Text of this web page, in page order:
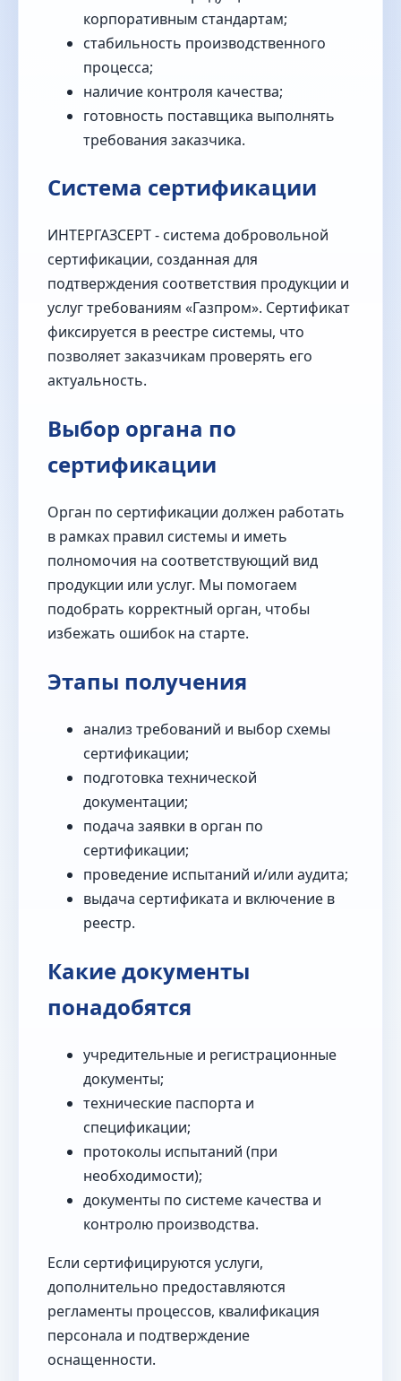
корпоративным стандартам;
стабильность производственного
процесса;
наличие контроля качества;
готовность поставщика выполнять
требования заказчика.
Система сертификации
ИНТЕРГАЗСЕРТ - система добровольной
сертификации, созданная для
подтверждения соответствия продукции и
услуг требованиям «Газпром». Сертификат
фиксируется в реестре системы, что
позволяет заказчикам проверять его
актуальность.
Выбор органа по
сертификации
Орган по сертификации должен работать
в рамках правил системы и иметь
полномочия на соответствующий вид
продукции или услуг. Мы помогаем
подобрать корректный орган, чтобы
избежать ошибок на старте.
Этапы получения
анализ требований и выбор схемы
сертификации;
подготовка технической
документации;
подача заявки в орган по
сертификации;
проведение испытаний и/или аудита;
выдача сертификата и включение в
реестр.
Какие документы
понадобятся
учредительные и регистрационные
документы;
технические паспорта и
спецификации;
протоколы испытаний (при
необходимости);
документы по системе качества и
контролю производства.
Если сертифицируются услуги,
дополнительно предоставляются
регламенты процессов, квалификация
персонала и подтверждение
оснащенности.